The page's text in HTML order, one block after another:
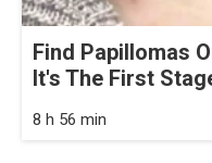
Find Papillomas
It's The First
8 h 56 min